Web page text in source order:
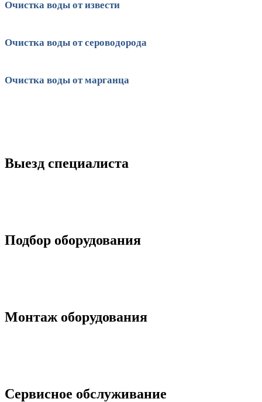
Очистка воды от извести
Очистка воды от сероводорода
Очистка воды от марганца
Выезд специалиста
Подбор оборудования
Монтаж оборудования
Сервисное обслуживание